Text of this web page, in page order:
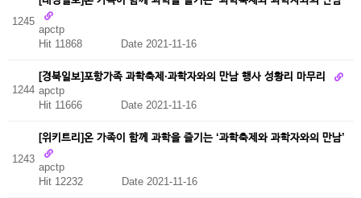
1245
apctp
Hit 11868 Date 2021-11-16
1244
[경북일보]포항가족 과학축제·과학자와의 만남 행사 성황리 마무리
apctp
Hit 11666
Date 2021-11-16
1243
[위키트리]온 가족이 함께 과학을 즐기는 ‘과학축제와 과학자와의 만남’
apctp
Hit 12232 Date 2021-11-16